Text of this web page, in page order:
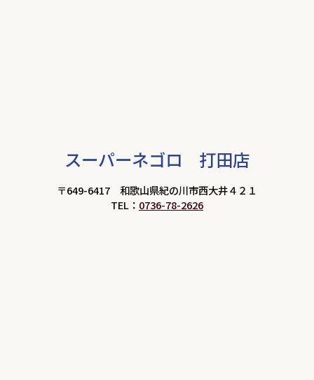
スーパーネゴロ 打田店
〒649-6417 和歌山県紀の川市西大井４２１
TEL： 0736-78-2626